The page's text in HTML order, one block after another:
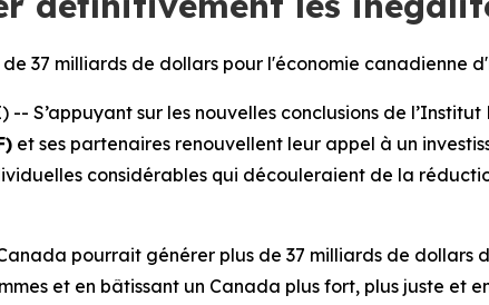
37 milliards de dollars pour l'économie canadienne
-- S’appuyant sur les nouvelles conclusions de
et ses partenaires renouvellent leur appel à un
considérables qui découleraient de la
pourrait générer plus de 37 milliards de
et en bâtissant un Canada plus fort, plus juste et